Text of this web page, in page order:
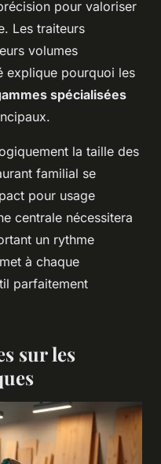
pour valoriser
Les traiteurs
volumes
explique pourquoi les
spécialisées
la taille des
familial se
pour usage
centrale nécessitera
un rythme
à chaque
parfaitement
sur les